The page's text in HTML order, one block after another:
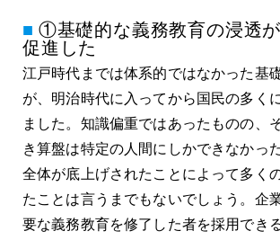
①基礎的な義務教育の浸透
促進した
江戸時代までは体系的ではなかった基
が、明治時代に入ってから国民の多く
ました。知識偏重ではあったものの、
き算盤は特定の人間にしかできなかっ
全体が底上げされたことによって多く
たことは言うまでもないでしょう。企
要な義務教育を修了した者を採用でき